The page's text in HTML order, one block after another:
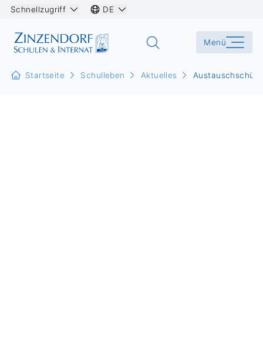
Schnellzugriff DE
Menü
Startseite Schulleben Aktuelles